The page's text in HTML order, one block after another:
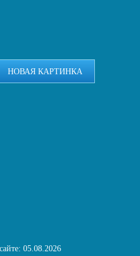
НОВАЯ КАРТИНКА
05.08.2026